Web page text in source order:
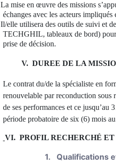
La mise en œuvre des missions
échanges avec les acteurs
Il/elle utilisera des outils de suivi et
TECHGHIL, tableaux de bord)
prise de décision.
V. DUREE DE LA
Le contrat du/de la spécialiste en
renouvelable par reconduction sous
de ses performances et ce
période probatoire de six (6) mois
VI. PROFIL RECHERCHÉ
1. Qualifications